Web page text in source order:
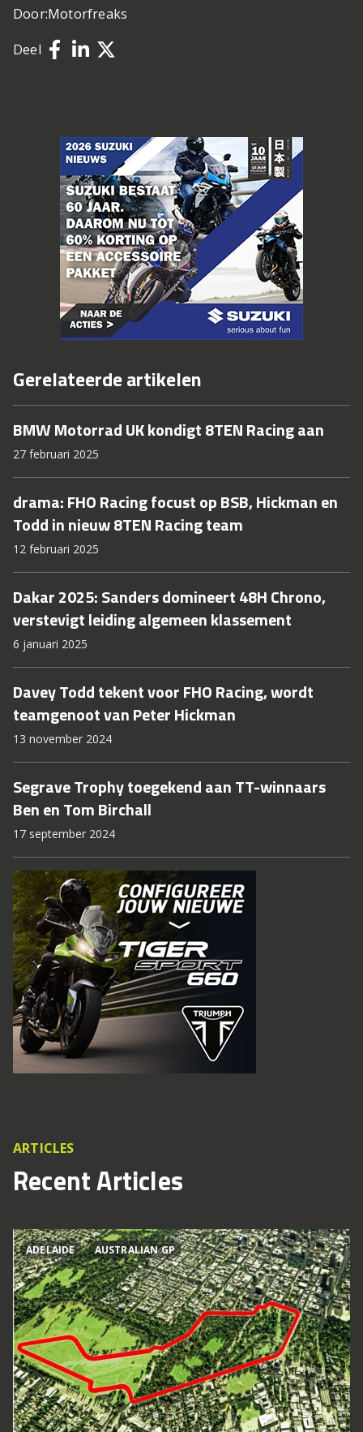
Door:Motorfreaks
Deel
Gerelateerde artikelen
BMW Motorrad UK kondigt 8TEN Racing aan
27 februari 2025
drama: FHO Racing focust op BSB, Hickman en
Todd in nieuw 8TEN Racing team
12 februari 2025
Dakar 2025: Sanders domineert 48H Chrono,
verstevigt leiding algemeen klassement
6 januari 2025
Davey Todd tekent voor FHO Racing, wordt
teamgenoot van Peter Hickman
13 november 2024
Segrave Trophy toegekend aan TT-winnaars
Ben en Tom Birchall
17 september 2024
ARTICLES
Recent Articles
ADELAIDE AUSTRALIAN GP